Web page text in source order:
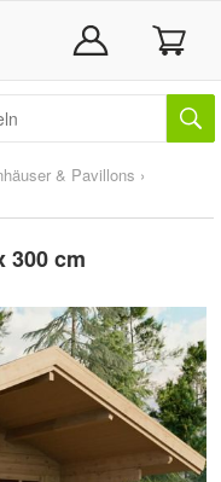
& Pavillons ›
300 cm